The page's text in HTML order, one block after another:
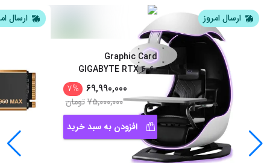
ارسال امروز
Graphic Card
GIGABYTE RTX 4060
EAGLE OC 8G
69,990,000
%
7
75,000,000تومان
افزودن به سبد خرید
ارسال